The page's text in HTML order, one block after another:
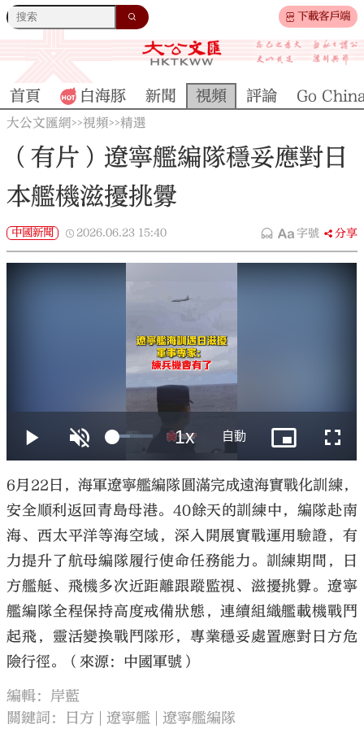
下載客戶端
首頁 白海豚 新聞 視頻 評論 Go
大公文匯網>>視頻>>精選
（有片）遼寧艦編隊穩妥應對日
本艦機滋擾挑釁
中國新聞 2026.06.23 15:40 字號 分享
6月22日，海軍遼寧艦編隊圓滿完成遠海實戰化訓練，
安全順利返回青島母港。40餘天的訓練中，編隊赴南
海、西太平洋等海空域，深入開展實戰運用驗證，有
力提升了航母編隊履行使命任務能力。訓練期間，日
方艦艇、飛機多次近距離跟蹤監視、滋擾挑釁。遼寧
艦編隊全程保持高度戒備狀態，連續組織艦載機戰鬥
起飛，靈活變換戰鬥隊形，專業穩妥處置應對日方危
險行徑。（來源：中國軍號）
編輯：岸藍
關鍵詞：
日方 遼寧艦 遼寧艦編隊